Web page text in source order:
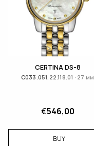
CERTINA DS-8
C033.051.22.118.01 · 27 мм
€546,00
BUY